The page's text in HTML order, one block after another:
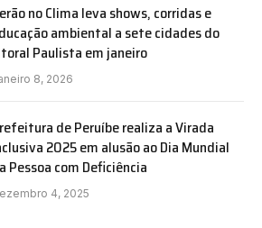
no Clima leva shows, corridas e
ambiental a sete cidades do
Paulista em janeiro
8, 2026
de Peruíbe realiza a Virada
2025 em alusão ao Dia Mundial
Pessoa com Deficiência
4, 2025